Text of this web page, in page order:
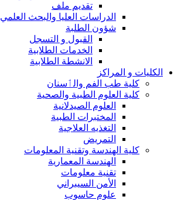
تقديم ملف
الدراسات العليا والبحث العلمي
شؤون الطلبة
القبول و التسجل
الخدمات الطلابية
الانشطة الطلابية
الكليات و المراكز
كلية طب الفم والٲسنان
كلية العلوم الطبية والصحية
العلوم الصيدلانية
المختبرات الطبية
التغذيه العلاجية
التمريض
كلية الهندسة وتقنية المعلومات
الهندسة المعمارية
تقنية معلومات
الأمن السيبراني
علوم حاسوب